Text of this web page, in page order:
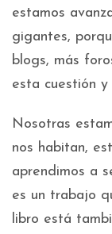
estamos
gigantes,
blogs, más
esta cuestión y
Nosotras
nos habitan,
aprendimos a
es un trabajo
libro está